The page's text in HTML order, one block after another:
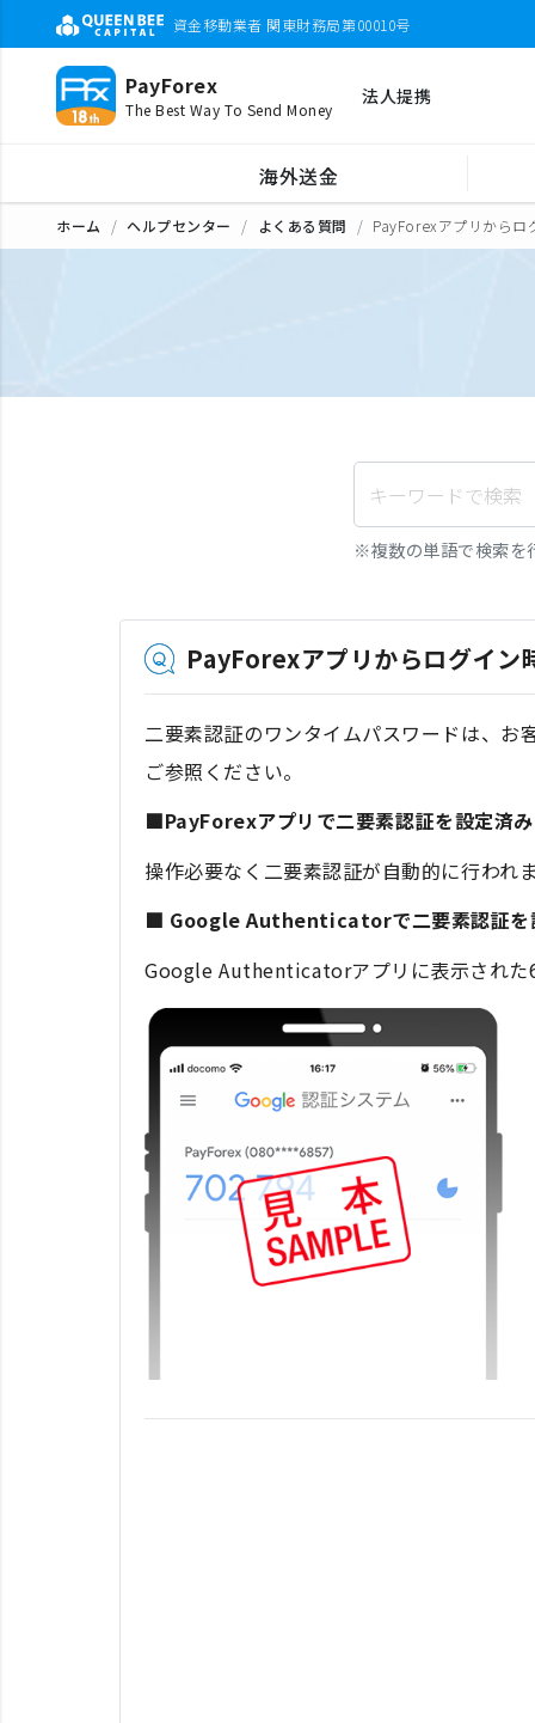
資金移動業者 関東財務局第00010号
PayForex
The Best Way To Send Money
法人提携
海外送金
ホーム ヘルプセンター よくある質問 PayForexアプリからロ
※複数の単語で検索を
PayForexアプリからログイン
二要素認証のワンタイムパスワードは、
ご参照ください。
■PayForexアプリで二要素認証を設定済
操作必要なく二要素認証が自動的に行われ
■ Google Authenticatorで二要素認証を
Google Authenticatorアプリに表示された